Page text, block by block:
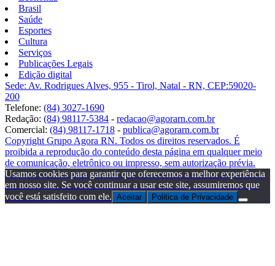
Brasil
Saúde
Esportes
Cultura
Serviços
Publicações Legais
Edição digital
Sede: Av. Rodrigues Alves, 955 - Tirol, Natal - RN, CEP:59020-
200
Telefone: (84) 3027-1690
Redação: (84) 98117-5384 - redacao@agorarn.com.br
Comercial: (84) 98117-1718 - publica@agorarn.com.br
Copyright Grupo Agora RN. Todos os direitos reservados. É
proibida a reprodução do conteúdo desta página em qualquer meio
de comunicação, eletrônico ou impresso, sem autorização prévia.
Usamos cookies para garantir que oferecemos a melhor experiência
em nosso site. Se você continuar a usar este site, assumiremos que
você está satisfeito com ele. Aceitar Politica de Privacidade